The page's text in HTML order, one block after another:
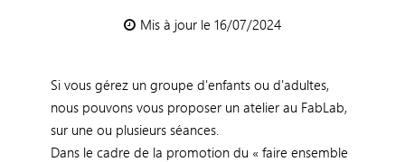
Mis à jour le 16/07/2024
Si vous gérez un groupe d'enfants ou d'adultes,
nous pouvons vous proposer un atelier au FabLab,
sur une ou plusieurs séances.
Dans le cadre de la promotion du « faire ensemble